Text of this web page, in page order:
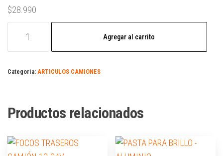
$28.990
Agregar al carrito
Categoría: ARTICULOS CAMIONES
Productos relacionados